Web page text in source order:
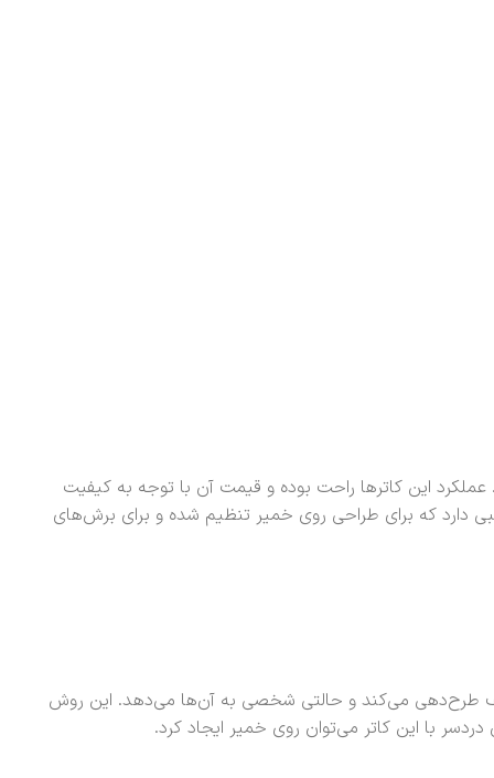
این کاترها راحت بوده و قیمت آن با توجه به کیفیت
دارد که برای طراحی روی خمیر تنظیم شده و برای برش‌های
طرح‌دهی می‌کند و حالتی شخصی به آن‌ها می‌دهد. این روش
با این کاتر می‌توان روی خمیر ایجاد کرد.